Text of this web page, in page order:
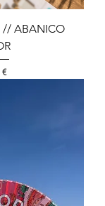
// ABANICO
€